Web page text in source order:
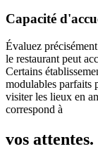
Capacité
Évaluez
le restaurant peut
Certains
modulables parfaits
visiter les lieux en
correspond à
vos attentes.